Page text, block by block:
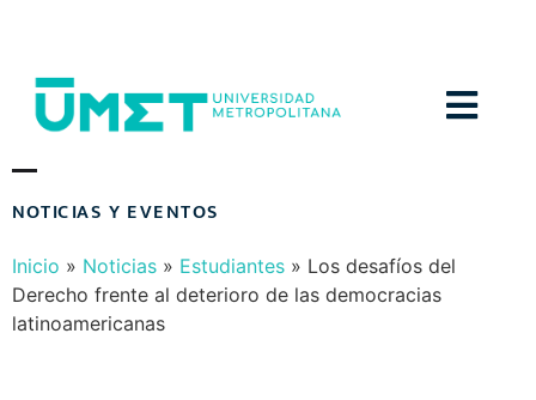
NOTICIA
S
Y
E
V
E
N
T
O
S
Inicio » Noticias » Estudiantes » Los desafíos del
Derecho frente al deterioro de las democracias
latinoamericanas